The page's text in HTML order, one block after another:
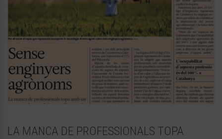
LA MANCA DE PROFESSIONALS TOPA